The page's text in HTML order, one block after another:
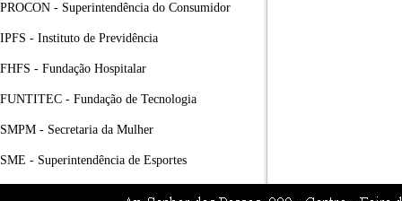
PROCON - Superintendência do Consumidor
IPFS - Instituto de Previdência
FHFS - Fundação Hospitalar
FUNTITEC - Fundação de Tecnologia
SMPM - Secretaria da Mulher
SME - Superintendência de Esportes